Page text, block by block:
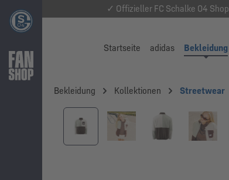
✓ Offizieller FC Schalke 04 Shop
Startseite adidas Bekleidung
Bekleidung Kollektionen Streetwear
Bildergalerie überspringen